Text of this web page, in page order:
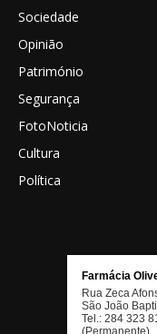
Sociedade
Opinião
Património
Segurança
FotoNoticia
Cultura
Política